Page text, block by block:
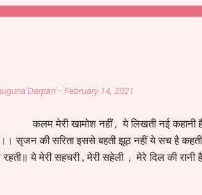
-February 14, 2021
खामोश नहीं , ये लिखती नई कहानी है।
है।। सृजन की सरिता इससे बहती झूठ नहीं ये सच है
ये मेरी सहचरी , मेरी सहेली , मेरे दिल की रानी
बनाया।। मेरे आपके अनुभवों की , ये तस्वीर नूरानी